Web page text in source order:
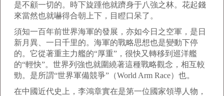
是不顧一切的。時下旋踵他就躋身于八強之林。花起錢
來當然也就嚇得合朝上下，目瞪口呆了。
須知一百年前世界海軍的發展，亦如今日之空軍，是日
新月異、一日千里的。海軍的戰略思想也是變動下停
的。它從著重主力艦的“厚重”，很快又轉移到巡洋艦
的“輕快”。世界列強也就圍繞著這種戰略觀念，相互較
勁。是所謂“世界軍備競爭”（World Arm Race）也。
在中國近代史上，李鴻章實在是第一位國家領導人物，